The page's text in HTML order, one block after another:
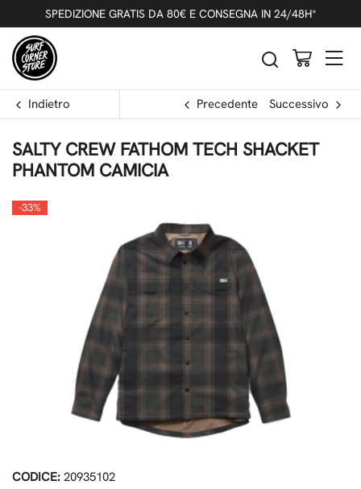
SPEDIZIONE GRATIS DA 80€ E CONSEGNA IN 24/48H*
Indietro Precedente Successivo
SALTY CREW FATHOM TECH SHACKET
PHANTOM CAMICIA
-33%
CODICE: 20935102